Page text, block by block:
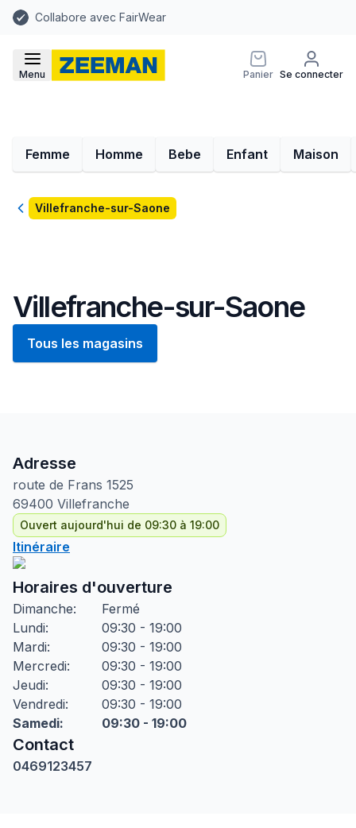
Collabore avec FairWear
Menu Panier Se connecter
Femme Homme Bebe Enfant Maison
RetourVillefranche-sur-Saone
Villefranche-sur-Saone
Tous les magasins
Adresse
route de Frans 1525
69400 Villefranche
Ouvert aujourd'hui de 09:30 à 19:00
Itinéraire
Horaires d'ouverture
Dimanche:
Fermé
Lundi:
09:30 - 19:00
Mardi:
09:30 - 19:00
Mercredi:
09:30 - 19:00
Jeudi:
09:30 - 19:00
Vendredi:
09:30 - 19:00
Samedi: 09:30 - 19:00
Contact
0469123457